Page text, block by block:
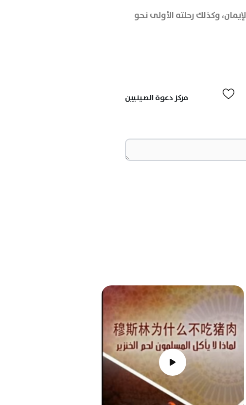
وكذلك رحلته الأولى نحو
مركز دعوة الصينيين